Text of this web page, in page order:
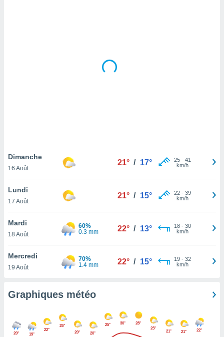
pas
de
à
cas,
que
sur le
Dimanche
16 Août
21° / 17° 25- 41
km/h
Lundi
17 Août
21° / 15° 22- 39
km/h
Mardi
18 Août
60%
0.3 mm
22° / 13° 18- 30
km/h
Mercredi
19 Août
70%
1.4 mm
22° / 15° 19- 32
km/h
Graphiques météo
20° 19°
22°
25°
20°
20°
25° 30°
28°
23°
21° 21° 22°